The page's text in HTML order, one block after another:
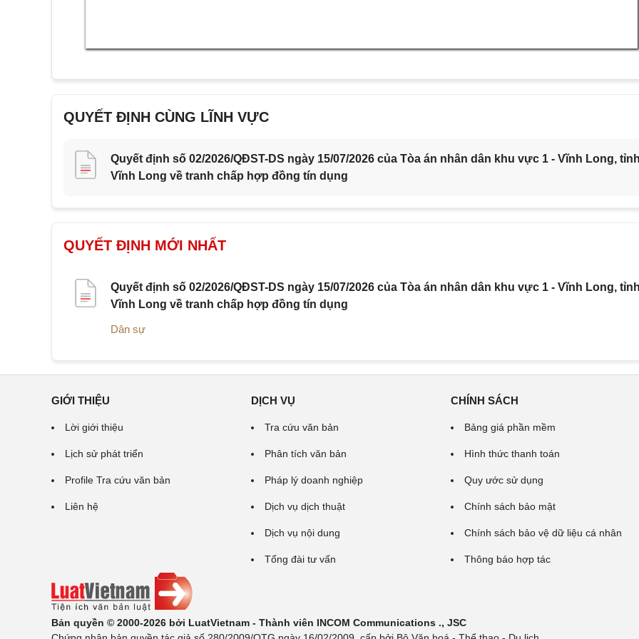
QUYẾT ĐỊNH CÙNG LĨNH VỰC
Quyết định số 02/2026/QĐST-DS ngày 15/07/2026 của Tòa án nhân dân khu vực 1 - Vĩnh Long,
Vĩnh Long về tranh chấp hợp đồng tín dụng
QUYẾT ĐỊNH MỚI NHẤT
Quyết định số 02/2026/QĐST-DS ngày 15/07/2026 của Tòa án nhân dân khu vực 1 - Vĩnh Long,
Vĩnh Long về tranh chấp hợp đồng tín dụng
Dân sự
GIỚI THIỆU
Lời giới thiệu
Lịch sử phát triển
Profile Tra cứu văn bản
Liên hệ
DỊCH VỤ
Tra cứu văn bản
Phân tích văn bản
Pháp lý doanh nghiệp
Dịch vụ dịch thuật
Dịch vụ nội dung
Tổng đài tư vấn
CHÍNH SÁCH
Bảng giá phần mềm
Hình thức thanh toán
Quy ước sử dụng
Chính sách bảo mật
Chính sách bảo vệ dữ liệu cá nhân
Thông báo hợp tác
Bản quyền © 2000-2026 bởi LuatVietnam - Thành viên INCOM Communications ., JSC